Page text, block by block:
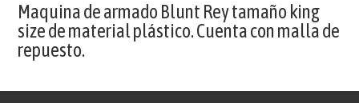
Maquina de armado Blunt Rey tamaño king
size de material plástico. Cuenta con malla de
repuesto.